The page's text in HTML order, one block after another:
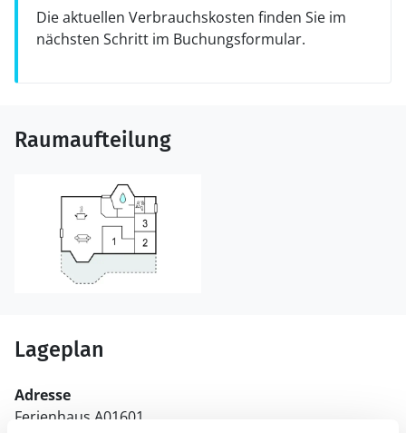
Die aktuellen Verbrauchskosten finden Sie im
nächsten Schritt im Buchungsformular.
Raumaufteilung
Lageplan
Adresse
Ferienhaus A01601